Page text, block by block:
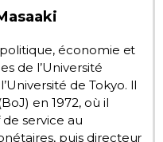
économie et
de l’Université
de Tokyo. Il
en 1972, où il
service au
puis directeur